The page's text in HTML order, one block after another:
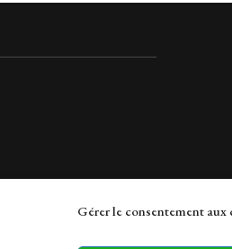
Gérer le consentement aux